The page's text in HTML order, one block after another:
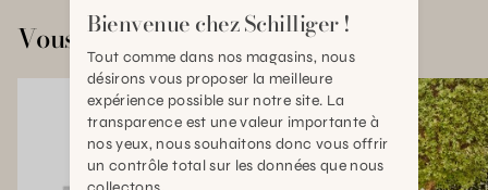
Vous aimerez aussi
Bienvenue chez Schilliger !
Tout comme dans nos magasins, nous
désirons vous proposer la meilleure
expérience possible sur notre site. La
transparence est une valeur importante à
nos yeux, nous souhaitons donc vous offrir
un contrôle total sur les données que nous